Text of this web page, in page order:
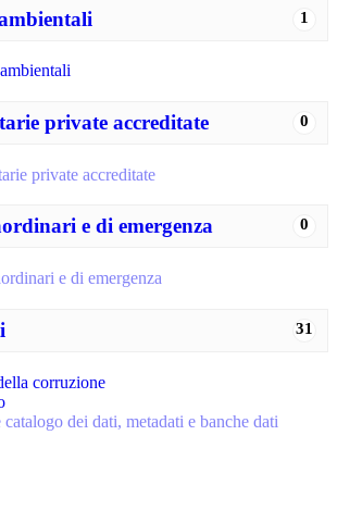
1
0
private accreditate
private accreditate
0
e di emergenza
e di emergenza
31
corruzione
catalogo dei dati, metadati e banche dati